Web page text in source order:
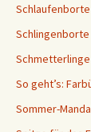
Schlingenborte
Schmetterlinge
So geht’s:
Sommer-